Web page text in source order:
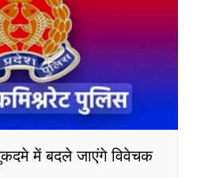
में बदले जाएंगे विवेचक